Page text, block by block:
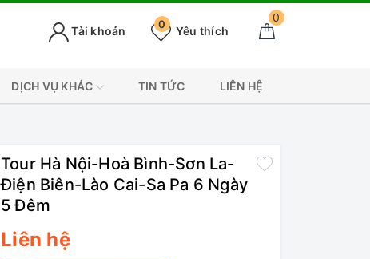
0
Yêu thích
0
Tài khoản
DỊCH VỤ KHÁC TIN TỨC LIÊN HỆ
Tour Hà Nội-Hoà Bình-Sơn La-
Điện Biên-Lào Cai-Sa Pa 6 Ngày
5 Đêm
Liên hệ